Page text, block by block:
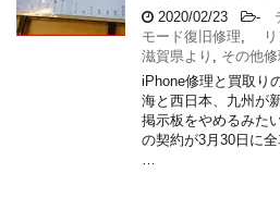
2020/02/23 -
モード復旧修理
リ
滋賀県より
その他修
iPhone修理と買取り
海と西日本、九州が
掲示板をやめるみた
の契約が3月30日に